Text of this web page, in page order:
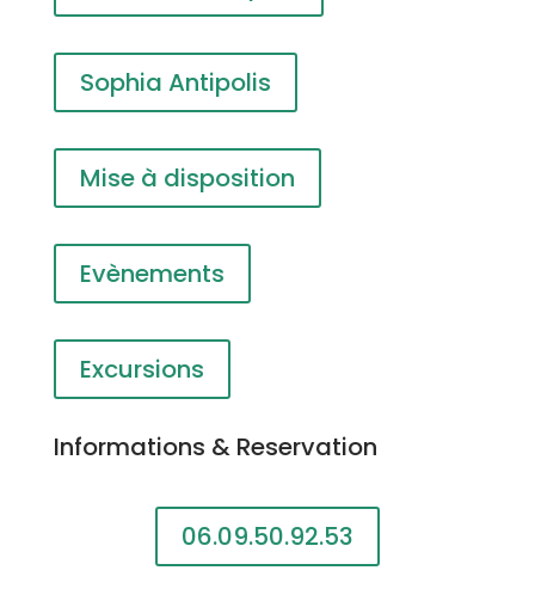
Sophia Antipolis
Mise à disposition
Evènements
Excursions
Informations & Reservation
06.09.50.92.53